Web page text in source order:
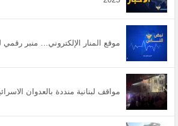
موقع المنار الإلكتروني… منبر
مواقف لبنانية منددة بالعدوان